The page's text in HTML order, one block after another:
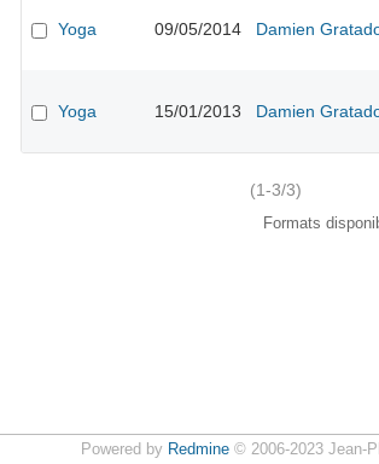
Yoga 09/05/2014 Damien
Yoga 15/01/2013 Damien
(1-3/3)
Formats
Powered by Redmine© 2006-2023 Jean-